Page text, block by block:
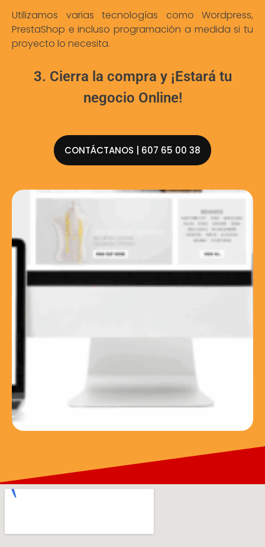
Utilizamos varias tecnologías como Wordpress,
PrestaShop e incluso programación a medida si tu
proyecto lo necesita.
3. Cierra la compra y ¡Estará tu
negocio Online!
CONTÁCTANOS | 607 65 00 38